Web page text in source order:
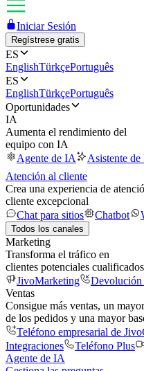
Iniciar Sesión
Regístrese gratis
ES
EnglishTürkçePortuguês
ES
EnglishTürkçePortuguês
Oportunidades
IA
Aumenta el rendimiento del
equipo con IA
Agente de IA
Asistente de
Atención al cliente
Crea una experiencia de
cliente excepcional
Chat para sitios
Chatbot
Todos los canales
Marketing
Transforma el tráfico en
clientes potenciales cualificados
JivoMarketing
Devolución
Ventas
Consigue más ventas, un
de los pedidos y una mayor
Teléfono empresarial de
Integraciones
Teléfono Plus
Agente de IA